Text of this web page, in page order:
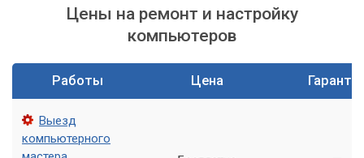
Если в вашем компьютере установлен традиционный
жесткий диск (HDD), а не твердотельный накопитель (SSD),
то он является одним из потенциальных источников шума.
HDD содержит вращающиеся пластины и движущиеся
головки, которые со временем могут изнашиваться.
Список характерных звуков HDD:
Цены на ремонт и настройку
компьютеров
Работы Цена
Выезд
компьютерного